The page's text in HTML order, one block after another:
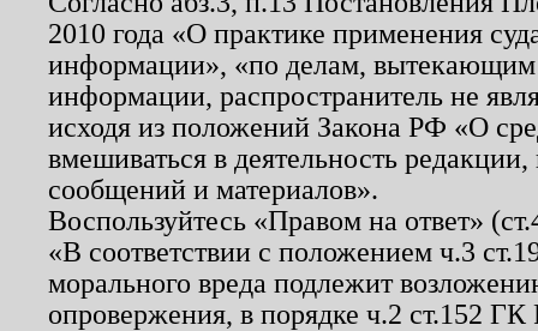
2010 года «О практике применения
информации», «по делам, вытекающим
информации, распространитель не
исходя из положений Закона РФ «О
вмешиваться в деятельность
сообщений и материалов».
Воспользуйтесь «Правом на ответ»
«В соответствии с положением ч.3
морального вреда подлежит
опровержения, в порядке ч.2 ст.152